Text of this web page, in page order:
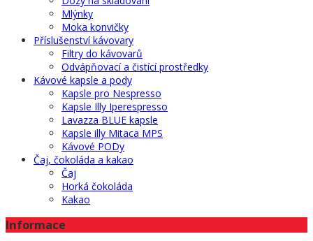
Mlýnky
Moka konvičky
Příslušenství kávovary
Filtry do kávovarů
Odvápňovací a čistící prostředky
Kávové kapsle a pody
Kapsle pro Nespresso
Kapsle Illy Iperespresso
Lavazza BLUE kapsle
Kapsle illy Mitaca MPS
Kávové PODy
Čaj, čokoláda a kakao
Čaj
Horká čokoláda
Kakao
Informace